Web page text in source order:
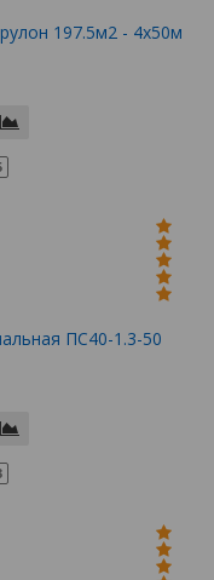
197.5м2 - 4х50м
ПС40-1.3-50